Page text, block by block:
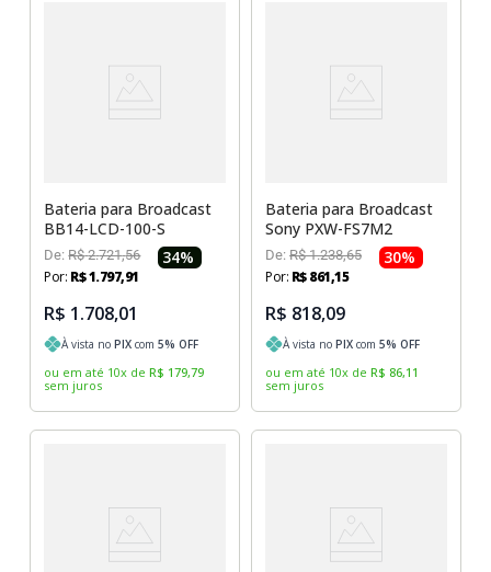
Bateria para Broadcast
BB14-LCD-100-S
De:R$ 2.721,56 34%
Por: R$1.797,91
R$ 1.708,01
À vista noPIX com5% OFF
ou em até 10x de R$ 179,79
sem juros
Bateria para Broadcast
Sony PXW-FS7M2
De: R$ 1.238,65 30%
Por: R$861,15
R$ 818,09
À vista no PIX com 5% OFF
ou em até 10x de R$ 86,11
sem juros